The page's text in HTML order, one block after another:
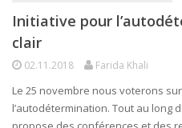
Initiative pour
clair
02.11.2018 Farida Khali
Le 25 novembre nous voterons
l’autodétermination. Tout au long